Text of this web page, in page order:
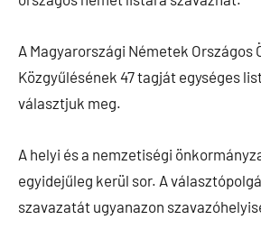
A Magyarországi Németek Országos
Közgyűlésének 47 tagját egységes
választjuk meg.
A helyi és a nemzetiségi
egyidejűleg kerül sor. A
szavazatát ugyanazon